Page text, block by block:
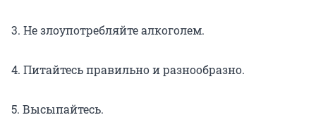
3. Не злоупотребляйте алкоголем.
4. Питайтесь правильно и разнообразно.
5. Высыпайтесь.